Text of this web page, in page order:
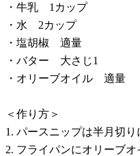
・牛乳 1カップ
・水 2カップ
・塩胡椒 適量
・バター 大さじ1
・オリーブオイル 適量
＜作り方＞
1. パースニップは半月切
2. フライパンにオリーブ